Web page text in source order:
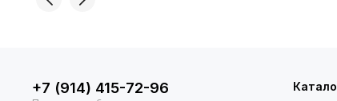
+7 (914) 415-72-96